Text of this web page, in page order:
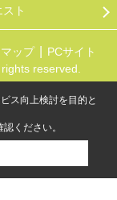
ト
ップ
PCサイト
reserved.
ス向上検討を目的と
認ください。